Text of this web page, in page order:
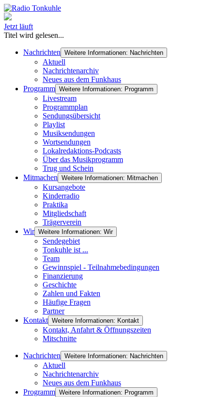
Jetzt läuft
Titel wird gelesen...
Nachrichten Weitere Informationen: Nachrichten
Aktuell
Nachrichtenarchiv
Neues aus dem Funkhaus
Programm Weitere Informationen: Programm
Livestream
Programmplan
Sendungsübersicht
Playlist
Musiksendungen
Wortsendungen
Lokalredaktions-Podcasts
Über das Musikprogramm
Trug und Schein
Mitmachen Weitere Informationen: Mitmachen
Kursangebote
Kinderradio
Praktika
Mitgliedschaft
Trägerverein
Wir Weitere Informationen: Wir
Sendegebiet
Tonkuhle ist ...
Team
Gewinnspiel - Teilnahmebedingungen
Finanzierung
Geschichte
Zahlen und Fakten
Häufige Fragen
Partner
Kontakt Weitere Informationen: Kontakt
Kontakt, Anfahrt & Öffnungszeiten
Mitschnitte
Nachrichten Weitere Informationen: Nachrichten
Aktuell
Nachrichtenarchiv
Neues aus dem Funkhaus
Programm Weitere Informationen: Programm